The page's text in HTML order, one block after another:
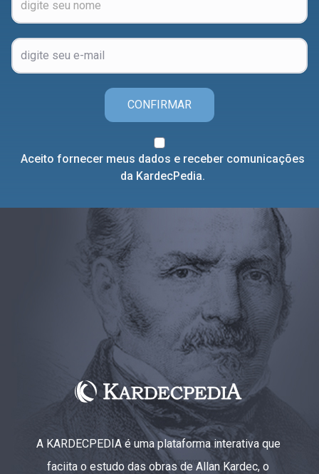
CONFIRMAR
Aceito fornecer meus dados e receber comunicações
da KardecPedia.
A KARDECPEDIA é uma plataforma interativa que
faciita o estudo das obras de Allan Kardec, o